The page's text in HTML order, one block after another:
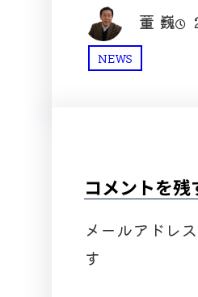
董 巍
NEWS
コメントを残
メールアドレ
す